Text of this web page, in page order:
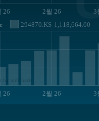
26 2월 26 3
294870.KS 1,118,664.00
26 2월 26 3